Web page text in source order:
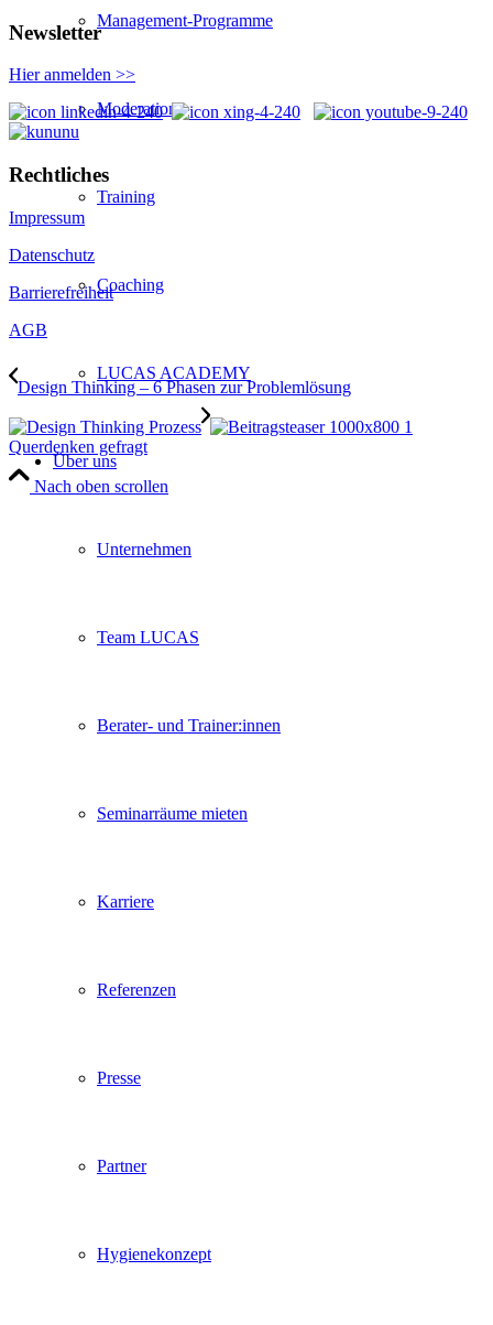
Management-Programme
Moderation
Training
Coaching
LUCAS ACADEMY
Über uns
Unternehmen
Team LUCAS
Berater- und Trainer:innen
Seminarräume mieten
Karriere
Referenzen
Presse
Partner
Hygienekonzept
Newsletter
Hier anmelden >>
Rechtliches
Impressum
Datenschutz
Barrierefreiheit
AGB
Design Thinking – 6 Phasen zur Problemlösung
Querdenken gefragt
Nach oben scrollen